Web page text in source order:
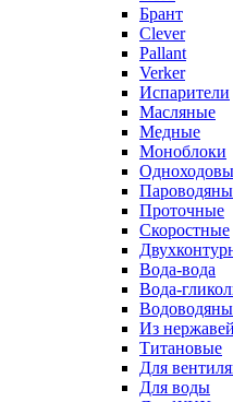
Брант
Clever
Pallant
Verker
Испарители
Масляные
Медные
Моноблоки
Проточные
Скоростные
Вода-вода
Вода-
Из
Титановые
Для
Для воды